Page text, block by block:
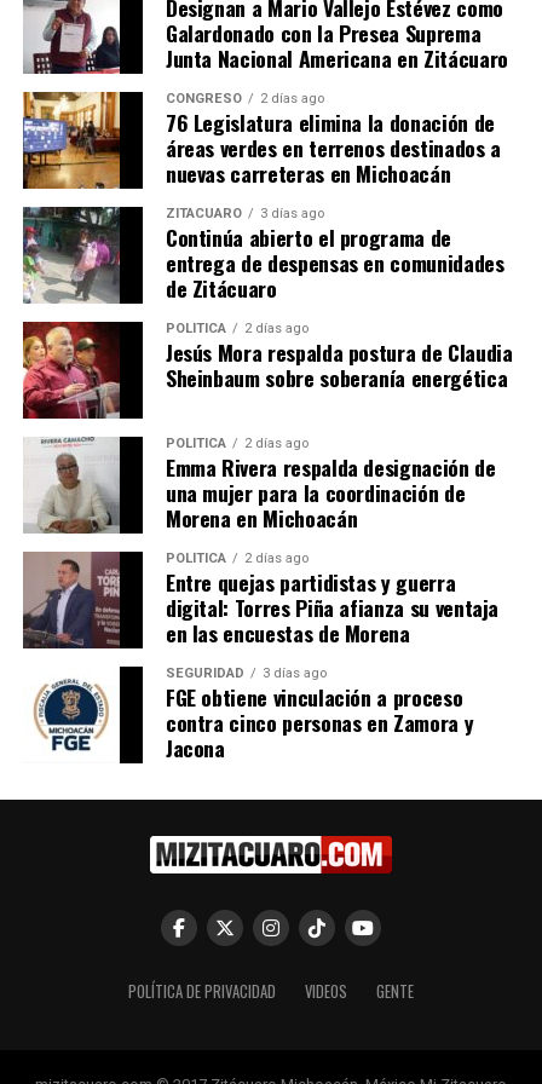
la Cuarta Transformación. Con esta acción, Morena
reafirma su compromiso de formar cuadros políticos
capacitados para impulsar el cambio social en el estado.
Comparte con:
Me gusta esto:
Relacionado
manda, Zitácuaro está listo
María Salinas Téllez
19 diciembre, 2023
Unidad de Morena en todo
17 diciembre, 2023
En "Política"
Designan a Mario Vallejo Estévez como
Galardonado con la Presea Suprema
Junta Nacional Americana en Zitácuaro
CONGRESO 2 días ago
76 Legislatura elimina la donación de
áreas verdes en terrenos destinados a
nuevas carreteras en Michoacán
ZITÁCUARO 3 días ago
Continúa abierto el programa de
entrega de despensas en comunidades
de Zitácuaro
POLÍTICA 2 días ago
Jesús Mora respalda postura de Claudia
Sheinbaum sobre soberanía energética
POLÍTICA 2 días ago
Emma Rivera respalda designación de
una mujer para la coordinación de
Morena en Michoacán
POLÍTICA 2 días ago
Entre quejas partidistas y guerra
digital: Torres Piña afianza su ventaja
en las encuestas de Morena
SEGURIDAD 3 días ago
FGE obtiene vinculación a proceso
contra cinco personas en Zamora y
Jacona
POLÍTICA DE PRIVACIDAD VIDEOS GENTE